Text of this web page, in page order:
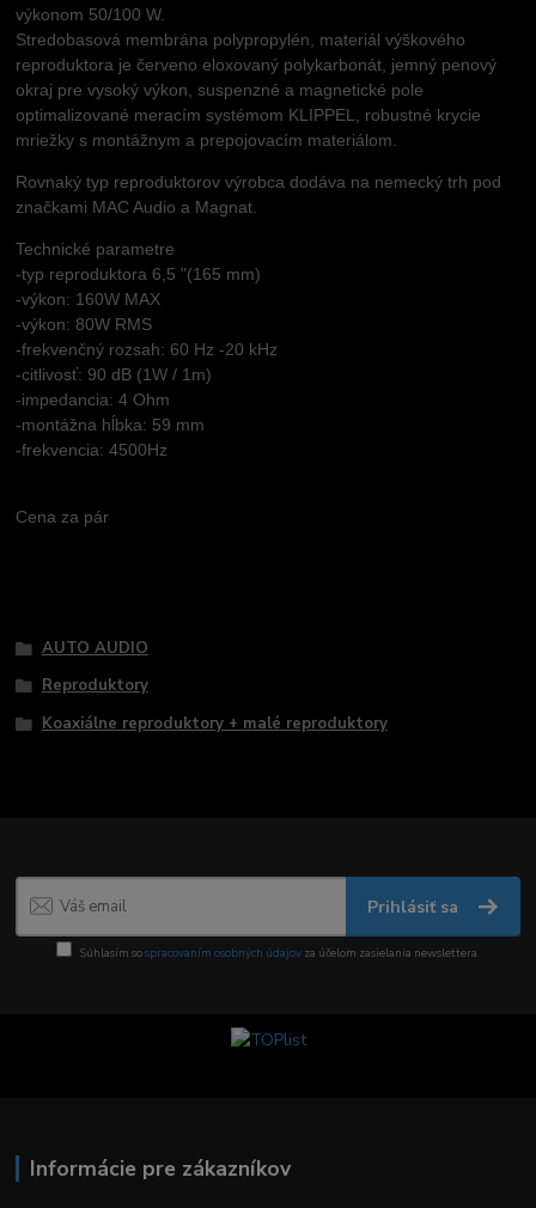
výkonom 50/100 W.
Stredobasová membrána polypropylén, materiál výškového
reproduktora je červeno eloxovaný polykarbonát, jemný penový
okraj pre vysoký výkon, suspenzné a magnetické pole
optimalizované meracím systémom KLIPPEL, robustné krycie
mriežky s montážnym a prepojovacím materiálom.
Rovnaký typ reproduktorov výrobca dodáva na nemecký trh pod
značkami MAC Audio a Magnat.
Technické parametre
-typ reproduktora 6,5 "(165 mm)
-výkon: 160W MAX
-výkon: 80W RMS
-frekvenčný rozsah: 60 Hz -20 kHz
-citlivosť: 90 dB (1W / 1m)
-impedancia: 4 Ohm
-montážna hĺbka: 59 mm
-frekvencia: 4500Hz
Cena za pár
AUTO AUDIO
Reproduktory
Koaxiálne reproduktory + malé reproduktory
Prihlásiť sa
Súhlasím sospracovaním osobných údajov za účelom zasielania newslettera.
Informácie pre zákazníkov